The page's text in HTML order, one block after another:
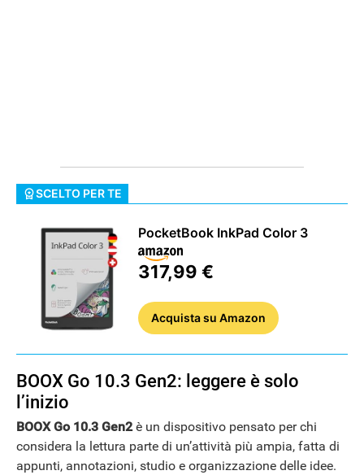
SCELTO PER TE
PocketBook InkPad Color 3
317,99 €
Acquistasu Amazon
BOOX Go 10.3 Gen2: leggere è solo
l’inizio
BOOX Go 10.3 Gen2è un dispositivo pensato per chi
considera la lettura parte di un’attività più ampia, fatta di
appunti, annotazioni, studio e organizzazione delle idee.